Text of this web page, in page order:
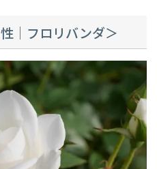
｜フロリバンダ＞